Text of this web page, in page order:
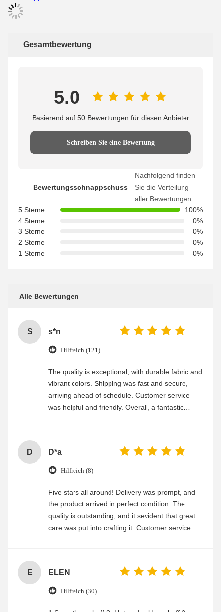
Gesamtbewertung
5.0
Basierend auf 50 Bewertungen für diesen Anbieter
Schreiben Sie eine Bewertung
Bewertungsschnappschuss
Nachfolgend finden
Sie die Verteilung
aller Bewertungen
5 Sterne
100%
4 Sterne
0%
3 Sterne
0%
2 Sterne
0%
1 Sterne
0%
Alle Bewertungen
S s*n
Hilfreich (121)
The quality is exceptional, with durable fabric and
vibrant colors. Shipping was fast and secure,
arriving ahead of schedule. Customer service
was helpful and friendly. Overall, a fantastic
D D*a
Hilfreich (8)
Five stars all around! Delivery was prompt, and
the product arrived in perfect condition. The
quality is outstanding, and it sevident that great
care was put into crafting it. Customer service
E ELEN
Hilfreich (30)